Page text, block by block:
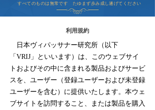
すべてのものは無常です たゆまず歩み成し遂げてください
利用規約
日本ヴィパッサナー研究所（以下
「VRIJ」といいます）は、このウェブサイ
トおよびその中に含まれる製品およびサービ
スを、ユーザー（登録ユーザーおよび未登録
ユーザーを含む）に提供いたします。本ウェ
ブサイトを訪問すること、または製品を購入